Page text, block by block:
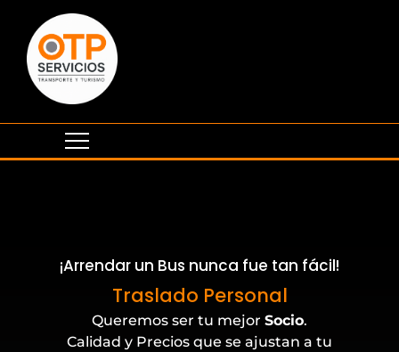
¡Arrendar un Bus nunca fue tan fácil!
Traslado Personal
Eventos Corporativos
Queremos ser tu mejor Socio.
Calidad y Precios que se ajustan a tu